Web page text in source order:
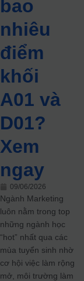
bao
nhiêu
điểm
khối
A01 và
D01?
Xem
ngay
09/06/2026
Ngành Marketing
luôn nằm trong top
những ngành học
“hot” nhất qua các
mùa tuyển sinh nhờ
cơ hội việc làm rộng
mở, môi trường làm